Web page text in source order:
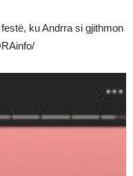
ku Andrra si gjithmon